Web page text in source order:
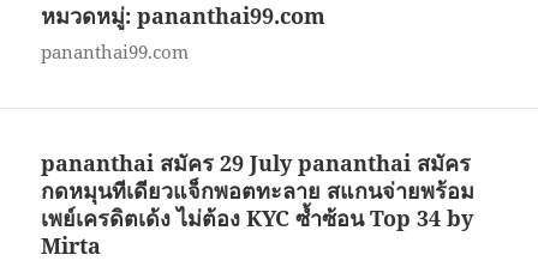
หมวดหมู่:pananthai99.com
pananthai99.com
pananthai สมัคร 29 July pananthai สมัคร
กดหมุนทีเดียวแจ็กพอตทะลาย สแกนจ่ายพร้อม
เพย์เครดิตเด้ง ไม่ต้อง KYC ซ้ำซ้อน Top 34 by
Mirta